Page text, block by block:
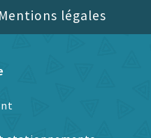
Mentions légales